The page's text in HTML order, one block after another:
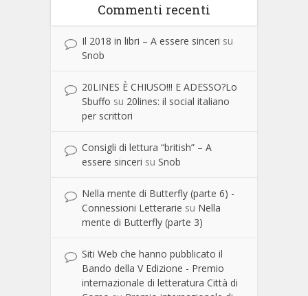
Commenti recenti
Il 2018 in libri – A essere sinceri su
Snob
20LINES È CHIUSO!!! E ADESSO?Lo
Sbuffo su 20lines: il social italiano
per scrittori
Consigli di lettura “british” – A
essere sinceri su Snob
Nella mente di Butterfly (parte 6) -
Connessioni Letterarie su Nella
mente di Butterfly (parte 3)
Siti Web che hanno pubblicato il
Bando della V Edizione - Premio
internazionale di letteratura Città di